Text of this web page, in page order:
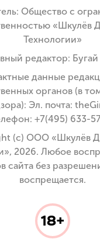
Общество с
«Шкулёв
Технологии»
редактор: Бугай
данные
органов (в
Эл. почта:
+7(495) 633-
(с) ООО «Шкулёв
2026. Любое
сайта без
воспрещается.
18+